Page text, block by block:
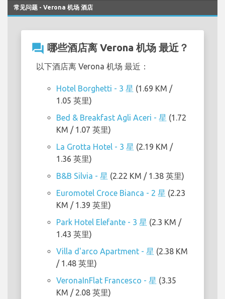
常见问题 - Verona 机场 酒店
question_answer 哪些酒店离 Verona 机场 最近？
以下酒店离 Verona 机场 最近：
Hotel Borghetti - 3 星 (1.69 KM /
1.05 英里)
Bed & Breakfast Agli Aceri - 星 (1.72
KM / 1.07 英里)
La Grotta Hotel - 3 星 (2.19 KM /
1.36 英里)
B&B Silvia - 星 (2.22 KM / 1.38 英里)
Euromotel Croce Bianca - 2 星 (2.23
KM / 1.39 英里)
Park Hotel Elefante - 3 星 (2.3 KM /
1.43 英里)
Villa d'arco Apartment - 星 (2.38 KM
/ 1.48 英里)
VeronaInFlat Francesco - 星 (3.35
KM / 2.08 英里)